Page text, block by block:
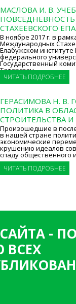
МАСЛОВА И. В.
СТАХЕЕВСКОГО
В ноябре 2017 г. в
Международных
Елабужском институте
федерального
Государственный
Татарстан
ЧИТАТЬ ПОДРОБНЕЕ
ГЕРАСИМОВА Н. В.
ПОЛИТИКА В
СТРОИТЕЛЬСТВА И
Произошедшие в
в нашей стране
экономические
крушению идеалов
спаду общественного
ЧИТАТЬ ПОДРОБНЕЕ
-
ВСЕХ